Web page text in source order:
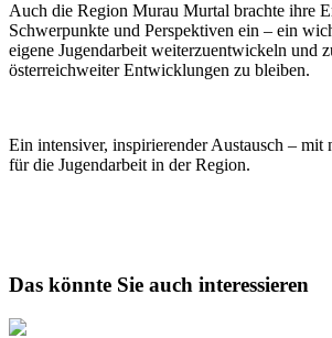
Auch die Region Murau Murtal brachte ihre
Schwerpunkte und Perspektiven ein – ein
eigene Jugendarbeit weiterzuentwickeln und
österreichweiter Entwicklungen zu bleiben.
Ein intensiver, inspirierender Austausch – mit
für die Jugendarbeit in der Region.
Das könnte Sie auch interessieren